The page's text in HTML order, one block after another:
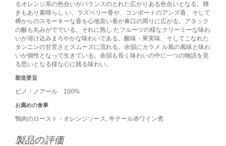
るオレンジ系の色合いがバランスのとれた広がりある色合いとなる。輝
きもあり素晴らし い。ラズベリー香や、コンポートのアンズ香、そして
樽からのスモーキーな香を心地良い香が鼻口の周りに広がる。アタック
の酸も丸みがででいる。それに熟し たフルーツの様なクリーミーな味わ
いが溶け込みまろやかな味わいである。酸味・果実味、そしてこなれた
タンニンの甘苦さとスムーズに流れる。余韻にカラメ ル風の風味と味わ
いが個性となって生きている。余韻も長く味わいの中に一つの物語を見
る思いとなる様な心に残る味わい。
製造要旨
ピノ・ノアール 100%
お薦めの食事
鴨肉のロースト・オレンジソース, 牛テール赤ワイン煮
製品の評価